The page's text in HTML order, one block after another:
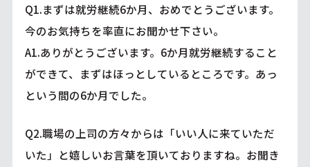
Q1.まずは就労継続6か月、おめでとうございます。
今のお気持ちを率直にお聞かせ下さい。
A1.ありがとうございます。6か月就労継続すること
ができて、まずはほっとしているところです。あっ
という間の6か月でした。
Q2.職場の上司の方々からは「いい人に来ていただ
いた」と嬉しいお言葉を頂いておりますね。お聞き